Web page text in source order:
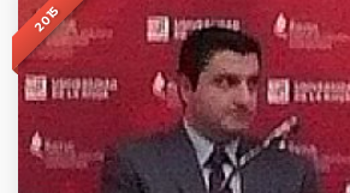
2015